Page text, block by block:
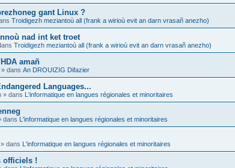
gant Linux ?
Troidigezh meziantoù all (frank a wirioù evit an darn vrasañ anezho)
nad int ket troet
Troidigezh meziantoù all (frank a wirioù evit an darn vrasañ anezho)
amañ
» dans An DROUIZIG Difazier
Languages...
» dans L'informatique en langues régionales et minoritaires
dans L'informatique en langues régionales et minoritaires
» dans L'informatique en langues régionales et minoritaires
officiels !